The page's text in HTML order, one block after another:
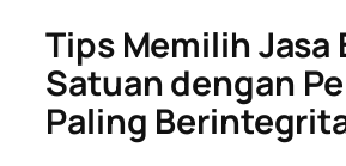
Tips Memilih Jasa
Satuan dengan
Paling